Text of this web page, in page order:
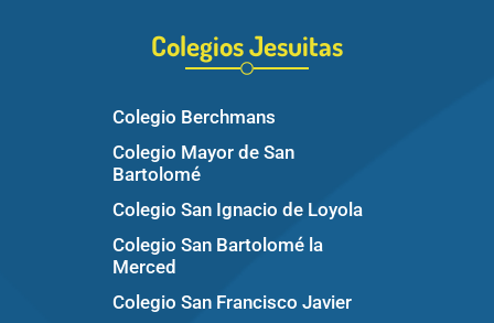
Colegios Jesuitas
Colegio Berchmans
Colegio Mayor de San
Bartolomé
Colegio San Ignacio de Loyola
Colegio San Bartolomé la
Merced
Colegio San Francisco Javier